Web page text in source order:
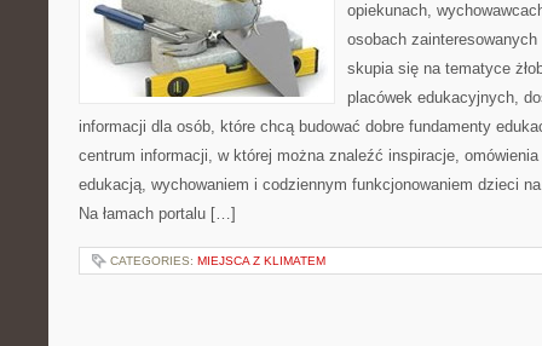
opiekunach,
osobach
skupia się na tematyce
placówek edukacyjnych,
informacji dla osób, które chcą budować dobre fundamenty
centrum informacji, w której można znaleźć inspiracje,
edukacją, wychowaniem i codziennym funkcjonowaniem dzieci
Na łamach portalu […]
CATEGORIES: MIEJSCA Z KLIMATEM